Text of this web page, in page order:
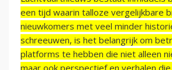
een tijd waarin talloze vergelijkbare
nieuwkomers met veel minder
schreeuwen, is het belangrijk om
platforms te hebben die niet alleen